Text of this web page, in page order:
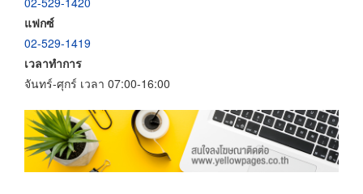
แฟกซ์
02-529-1419
เวลาทำการ
จันทร์-ศุกร์ เวลา 07:00-16:00